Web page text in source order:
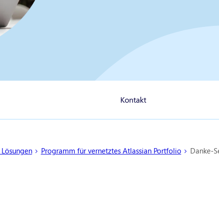
Kontakt
Programm für vernetztes Atlassian Portfolio Danke-